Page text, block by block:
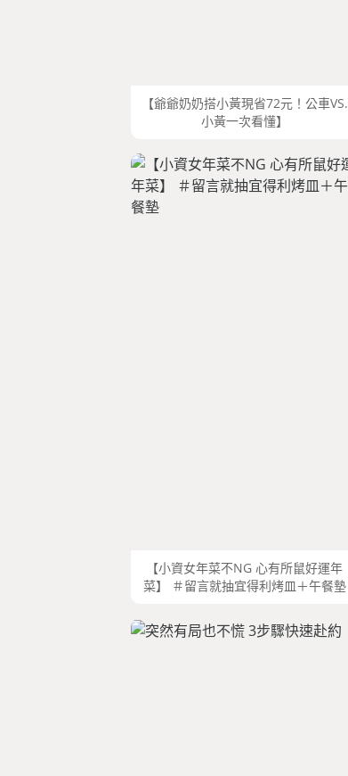
【爺爺奶奶搭小黃現省72元！公車VS.
小黃一次看懂】
【小資女年菜不NG 心有所鼠好運年
菜】 ＃留言就抽宜得利烤皿＋午餐墊